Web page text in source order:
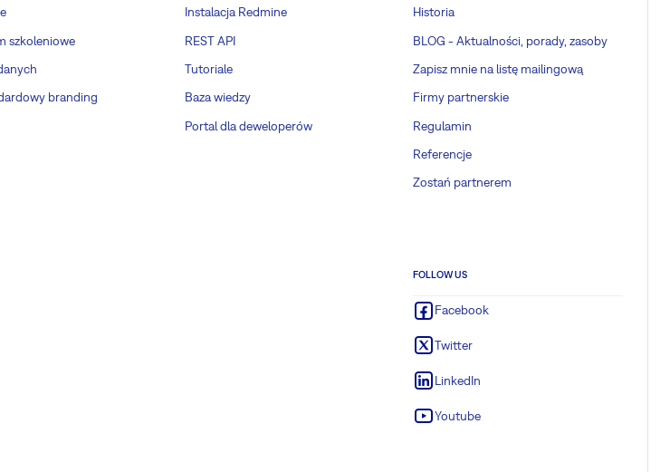
szkoleniowe
branding
Instalacja Redmine
REST API
Tutoriale
Baza wiedzy
Portal dla deweloperów
Historia
BLOG - Aktualności, porady, zasoby
Zapisz mnie na listę mailingową
Firmy partnerskie
Regulamin
Referencje
Zostań partnerem
FOLLOW US
Facebook
Twitter
LinkedIn
Youtube